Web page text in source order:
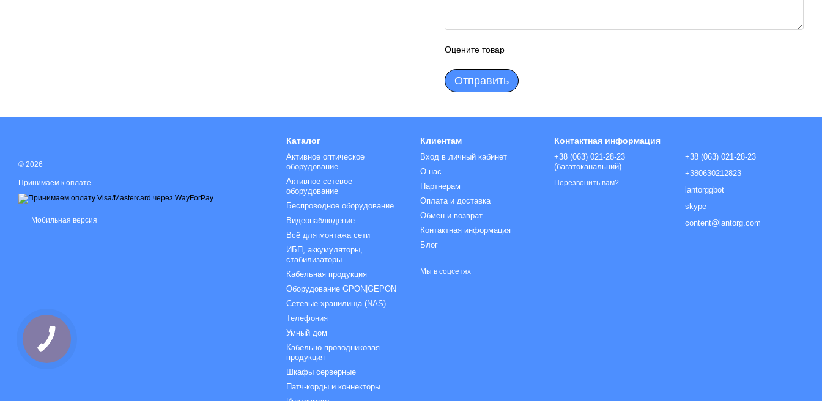
Оцените товар
Отправить
© 2026
Принимаем к оплате
Мобильная версия
Каталог
Активное оптическое
оборудование
Активное сетевое
оборудование
Беспроводное оборудование
Видеонаблюдение
Всё для монтажа сети
ИБП, аккумуляторы,
стабилизаторы
Кабельная продукция
Оборудование GPON|GEPON
Сетевые хранилища (NAS)
Телефония
Умный дом
Кабельно-проводниковая
продукция
Шкафы серверные
Патч-корды и коннекторы
Клиентам
Вход в личный кабинет
О нас
Партнерам
Оплата и доставка
Обмен и возврат
Контактная информация
Блог
Мы в соцсетях
Контактная информация
+38 (063) 021-28-23
(багатоканальний)
Перезвонить вам?
+38 (063) 021-28-23
+380630212823
lantorggbot
skype
content@lantorg.com
КНОПКА
ЗВ'ЯЗКУ